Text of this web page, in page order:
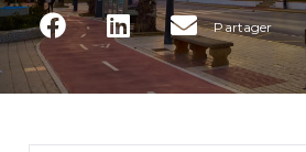
Partager